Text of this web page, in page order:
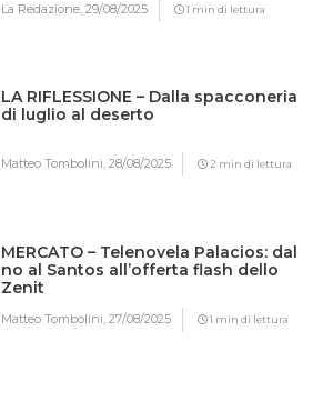
La Redazione,29/08/2025 1 min di lettura
LA RIFLESSIONE – Dalla spacconeria
di luglio al deserto
Matteo Tombolini,28/08/2025 2 min di lettura
MERCATO – Telenovela Palacios: dal
no al Santos all’offerta flash dello
Zenit
Matteo Tombolini,27/08/2025 1 min di lettura